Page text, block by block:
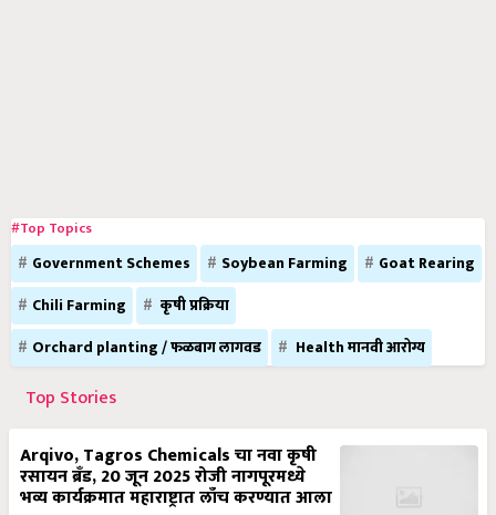
#Top Topics
Government Schemes Soybean Farming
Goat Rearing
Chili Farming
कृषी प्रक्रिया
Orchard planting / फळबाग लागवड
Health मानवी आरोग्य
Top Stories
Arqivo, Tagros Chemicals चा नवा कृषी
रसायन ब्रँड, 20 जून 2025 रोजी नागपूरमध्ये
भव्य कार्यक्रमात महाराष्ट्रात लाँच करण्यात आला